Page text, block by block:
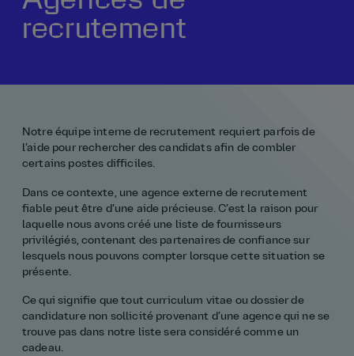
recrutement
Notre équipe interne de recrutement requiert parfois de
l’aide pour rechercher des candidats afin de combler
certains postes difficiles.
Dans ce contexte, une agence externe de recrutement
fiable peut être d’une aide précieuse. C’est la raison pour
laquelle nous avons créé une liste de fournisseurs
privilégiés, contenant des partenaires de confiance sur
lesquels nous pouvons compter lorsque cette situation se
présente.
Ce qui signifie que tout curriculum vitae ou dossier de
candidature non sollicité provenant d’une agence qui ne se
trouve pas dans notre liste sera considéré comme un
cadeau.
Notre histoire
La vie chez AtkinsRéalis
Rémunération et avantages